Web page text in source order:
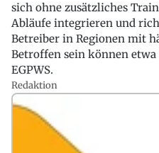
sich ohne zusätzliches
Abläufe integrieren und
Betreiber in Regionen mit
Betroffen sein können etwa
EGPWS.
Redaktion